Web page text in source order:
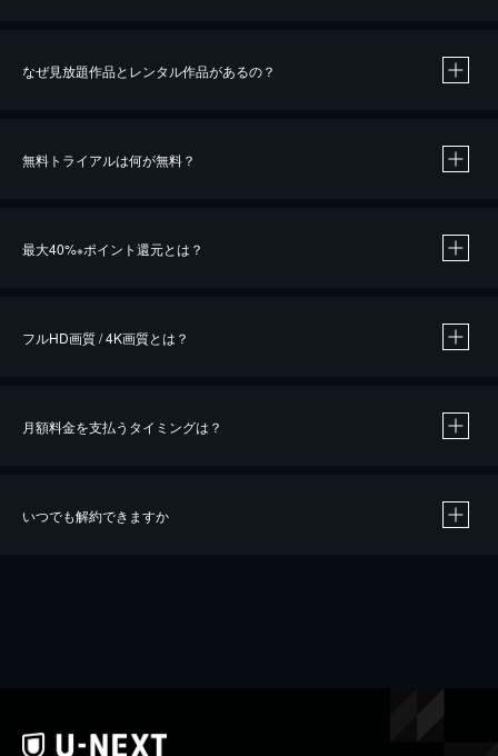
なぜ見放題作品とレンタル作品があるの？
無料トライアルは何が無料？
最大40%※ポイント還元とは？
※40％ポイント還元の対象は、クレジットカード決済による作品の購入 / レンタルです。
フルHD画質 / 4K画質とは？
月額料金を支払うタイミングは？
いつでも解約できますか